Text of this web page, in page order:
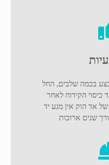
בכמה שלבים, החל
כיסוי הקידוח לאחר
אד הוק אין מגע יד
שנים ארוכות